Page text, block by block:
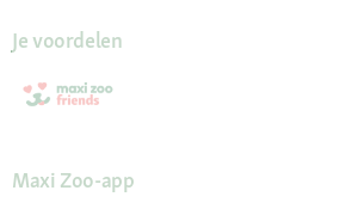
Je voordelen
Maxi Zoo-app